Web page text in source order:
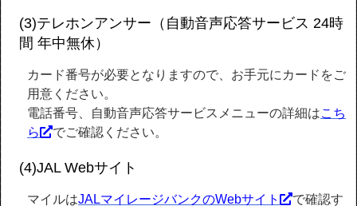
(3)テレホンアンサー（自動音声応答サービス 24時
間 年中無休）
カード番号が必要となりますので、お手元にカードをご
用意ください。
電話番号、自動音声応答サービスメニューの詳細はこち
ら
でご確認ください。
(4)JAL Webサイト
マイルはJALマイレージバンクのWebサイト
で確認す